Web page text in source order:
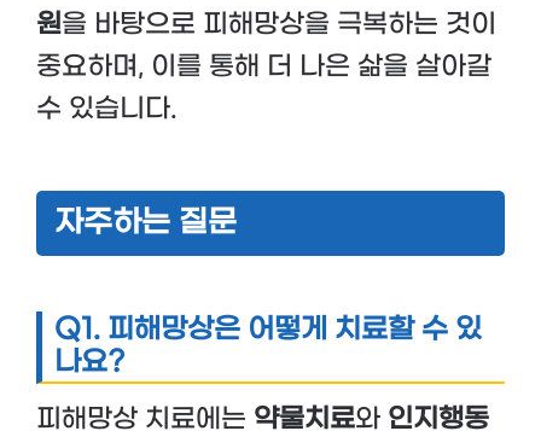
원을 바탕으로 피해망상을 극복하는 것이
중요하며, 이를 통해 더 나은 삶을 살아갈
수 있습니다.
자주하는 질문
Q1. 피해망상은 어떻게 치료할 수 있
나요?
피해망상 치료에는 약물치료와 인지행동